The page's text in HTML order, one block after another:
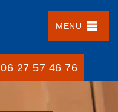
MENU
06 27 57 46 76